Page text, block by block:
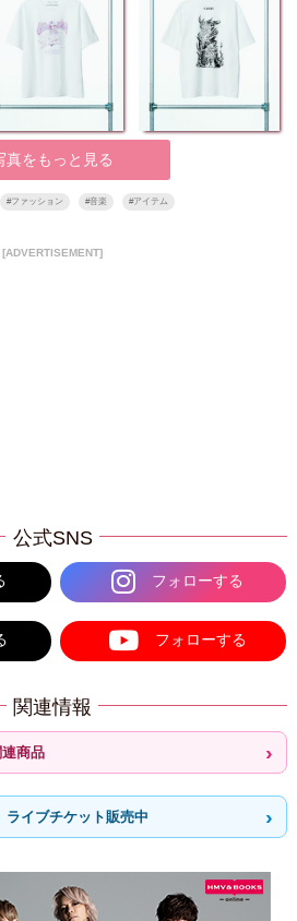
真をもっと見る
#ファッション #音楽 #アイテム
[ADVERTISEMENT]
公式SNS
フォローする
フォローする
関連情報
連商品
ライブチケット販売中